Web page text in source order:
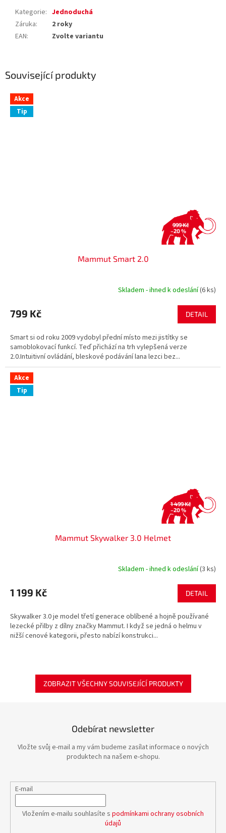
Související produkty
Akce
Tip
999 Kč
–20 %
Mammut Smart 2.0
Skladem - ihned k odeslání(6 ks)
799 Kč DETAIL
Smart si od roku 2009 vydobyl přední místo mezi jistítky se
samoblokovací funkcí. Teď přichází na trh vylepšená verze
2.0.Intuitivní ovládání, bleskové podávání lana lezci bez...
Akce
Tip
1 499 Kč
–20 %
Mammut Skywalker 3.0 Helmet
Skladem - ihned k odeslání(3 ks)
1 199 Kč DETAIL
Skywalker 3.0 je model třetí generace oblíbené a hojně používané
lezecké přilby z dílny značky Mammut. I když se jedná o helmu v
nižší cenové kategorii, přesto nabízí konstrukci...
ZOBRAZIT VŠECHNY SOUVISEJÍCÍ PRODUKTY
Kategorie: Jednoduchá
Záruka:
2 roky
EAN: Zvolte variantu
Odebírat newsletter
Vložte svůj e-mail a my vám budeme zasílat informace o nových
produktech na našem e-shopu.
E-mail
Vložením e-mailu souhlasíte s podmínkami ochrany osobních
údajů